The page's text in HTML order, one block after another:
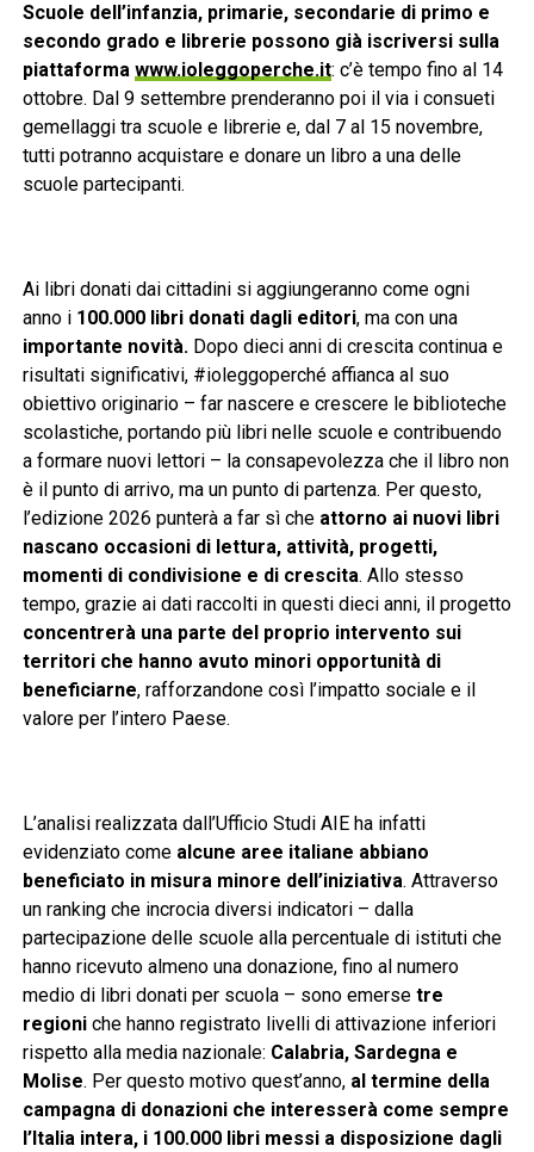
Scuole dell’infanzia, primarie, secondarie di primo e
secondo grado e librerie possono già iscriversi sulla
piattaforma www.ioleggoperche.it: c’è tempo fino al 14
ottobre. Dal 9 settembre prenderanno poi il via i consueti
gemellaggi tra scuole e librerie e, dal 7 al 15 novembre,
tutti potranno acquistare e donare un libro a una delle
scuole partecipanti.
Ai libri donati dai cittadini si aggiungeranno come ogni
anno i 100.000 libri donati dagli editori, ma con una
importante novità. Dopo dieci anni di crescita continua e
risultati significativi, #ioleggoperché affianca al suo
obiettivo originario – far nascere e crescere le biblioteche
scolastiche, portando più libri nelle scuole e contribuendo
a formare nuovi lettori – la consapevolezza che il libro non
è il punto di arrivo, ma un punto di partenza. Per questo,
l’edizione 2026 punterà a far sì che attorno ai nuovi libri
nascano occasioni di lettura, attività, progetti,
momenti di condivisione e di crescita. Allo stesso
tempo, grazie ai dati raccolti in questi dieci anni, il progetto
concentrerà una parte del proprio intervento sui
territori che hanno avuto minori opportunità di
beneficiarne, rafforzandone così l’impatto sociale e il
valore per l’intero Paese.
L’analisi realizzata dall’Ufficio Studi AIE ha infatti
evidenziato come alcune aree italiane abbiano
beneficiato in misura minore dell’iniziativa. Attraverso
un ranking che incrocia diversi indicatori – dalla
partecipazione delle scuole alla percentuale di istituti che
hanno ricevuto almeno una donazione, fino al numero
medio di libri donati per scuola – sono emerse tre
regioniche hanno registrato livelli di attivazione inferiori
rispetto alla media nazionale: Calabria, Sardegna e
Molise. Per questo motivo quest’anno, al termine della
campagna di donazioni che interesserà come sempre
l’Italia intera, i 100.000 libri messi a disposizione dagli